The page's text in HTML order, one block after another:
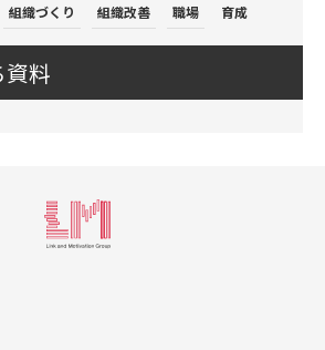
組織づくり 組織改善 職場 育成
資料